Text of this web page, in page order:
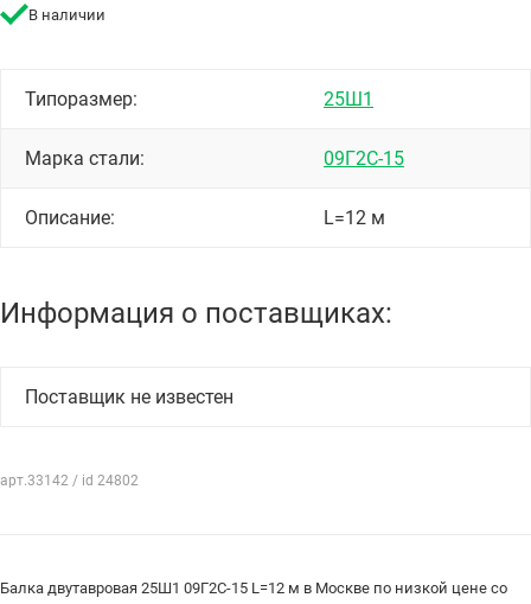
В наличии
Типоразмер: 25Ш1
Марка стали: 09Г2С-15
Описание: L=12 м
Информация о поставщиках:
Поставщик не известен
арт.33142 / id 24802
Балка двутавровая 25Ш1 09Г2С-15 L=12 м в Москве по низкой цене со